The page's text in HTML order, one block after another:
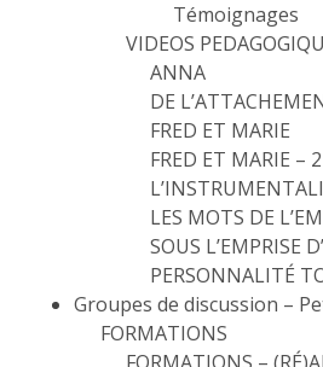
Témoignages
VIDEOS
ANNA
DE
FRED ET MARIE
FRED ET MARIE – 2
LES MOTS DE
SOUS L’EMPRISE
PERSONNALITÉ
Groupes de discussion –
FORMATIONS